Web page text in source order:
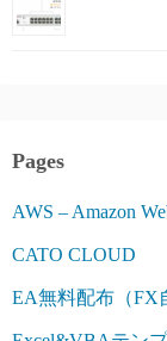
Pages
AWS – Amazon
CATO CLOUD
EA無料配布（FX